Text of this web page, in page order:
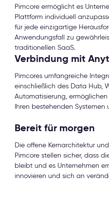
Pimcore ermöglicht es
Plattform individuell
für jede einzigartige
Anwendungsfall zu
traditionellen SaaS.
Verbindung mit
Pimcores umfangreiche
einschließlich des Data Hub,
Automatisierung,
Ihren bestehenden Systemen
Bereit für morgen
Die offene Kernarchitektur
Pimcore stellen sicher, dass
bleibt und es Unternehmen
innovieren und sich an